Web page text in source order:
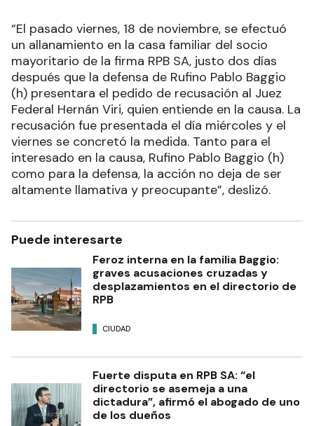
“El pasado viernes, 18 de noviembre, se efectuó
un allanamiento en la casa familiar del socio
mayoritario de la firma RPB SA, justo dos días
después que la defensa de Rufino Pablo Baggio
(h) presentara el pedido de recusación al Juez
Federal Hernán Viri, quien entiende en la causa. La
recusación fue presentada el día miércoles y el
viernes se concretó la medida. Tanto para el
interesado en la causa, Rufino Pablo Baggio (h)
como para la defensa, la acción no deja de ser
altamente llamativa y preocupante”, deslizó.
Puede interesarte
Feroz interna en la familia Baggio:
graves acusaciones cruzadas y
desplazamientos en el directorio de
RPB
CIUDAD
Fuerte disputa en RPB SA: “el
directorio se asemeja a una
dictadura”, afirmó el abogado de uno
de los dueños